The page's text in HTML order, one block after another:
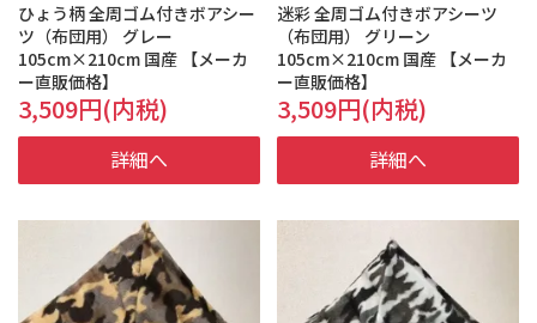
ひょう柄 全周ゴム付きボアシー
ツ（布団用） グレー
105cm×210cm 国産 【メーカ
ー直販価格】
3,509円(内税)
詳細へ
迷彩 全周ゴム付きボアシーツ
（布団用） グリーン
105cm×210cm 国産 【メーカ
ー直販価格】
3,509円(内税)
詳細へ